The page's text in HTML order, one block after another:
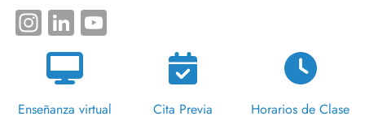
Instagram
LinkedIn
Enseñanza virtual Cita Previa Horarios de Clase